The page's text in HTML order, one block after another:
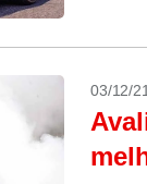
03/12/